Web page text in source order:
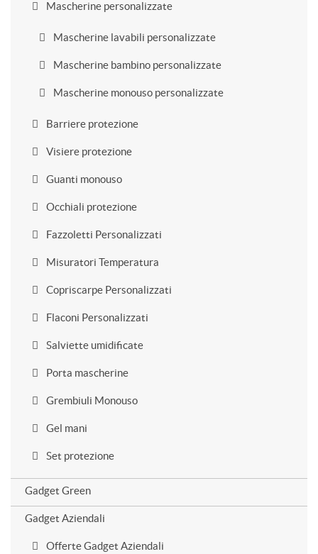
Mascherine personalizzate
Mascherine lavabili personalizzate
Mascherine bambino personalizzate
Mascherine monouso personalizzate
Barriere protezione
Visiere protezione
Guanti monouso
Occhiali protezione
Fazzoletti Personalizzati
Misuratori Temperatura
Copriscarpe Personalizzati
Flaconi Personalizzati
Salviette umidificate
Porta mascherine
Grembiuli Monouso
Gel mani
Set protezione
Gadget Green
Gadget Aziendali
Offerte Gadget Aziendali